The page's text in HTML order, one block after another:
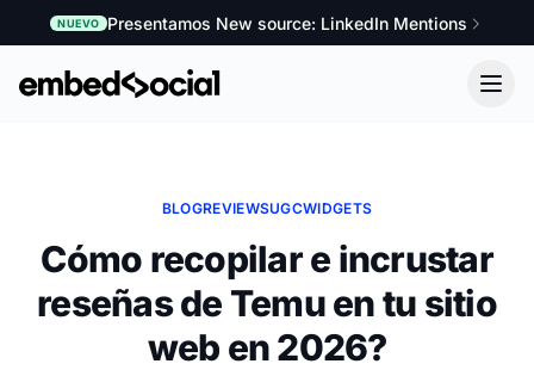
NUEVO Presentamos New source: LinkedIn Mentions
BLOGREVIEWSUGCWIDGETS
Cómo recopilar e incrustar
reseñas de Temu en tu sitio
web en 2026?